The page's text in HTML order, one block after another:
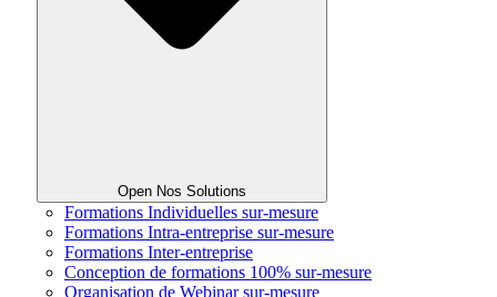
Open Nos Solutions
Formations Individuelles sur-mesure
Formations Intra-entreprise sur-mesure
Formations Inter-entreprise
Conception de formations 100% sur-mesure
Organisation de Webinar sur-mesure